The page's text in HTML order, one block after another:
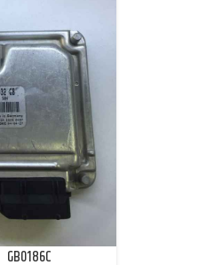
GB0186C